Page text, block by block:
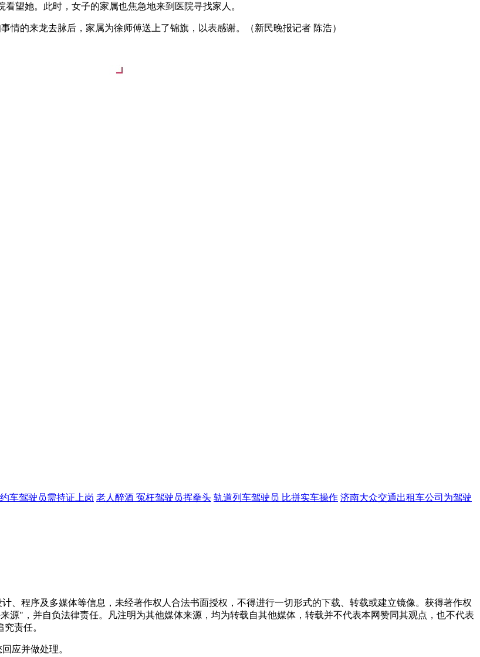
她。此时，女子的家属也焦急地来到医院寻找家人。
的来龙去脉后，家属为徐师傅送上了锦旗，以表感谢。（新民晚报记者 陈浩）
车驾驶员需持证上岗 老人醉酒 冤枉驾驶员挥拳头 轨道列车驾驶员 比拼实车操作 济南大众交通出租车公司为驾驶
、程序及多媒体等信息，未经著作权人合法书面授权，不得进行一切形式的下载、转载或建立镜像。获得著作权
源"，并自负法律责任。凡注明为其他媒体来源，均为转载自其他媒体，转载并不代表本网赞同其观点，也不代表
责任。
应并做处理。